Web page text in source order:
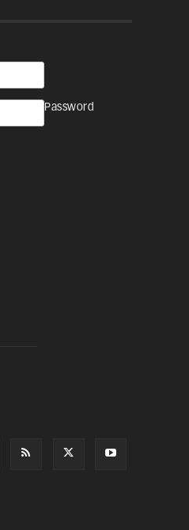
Password